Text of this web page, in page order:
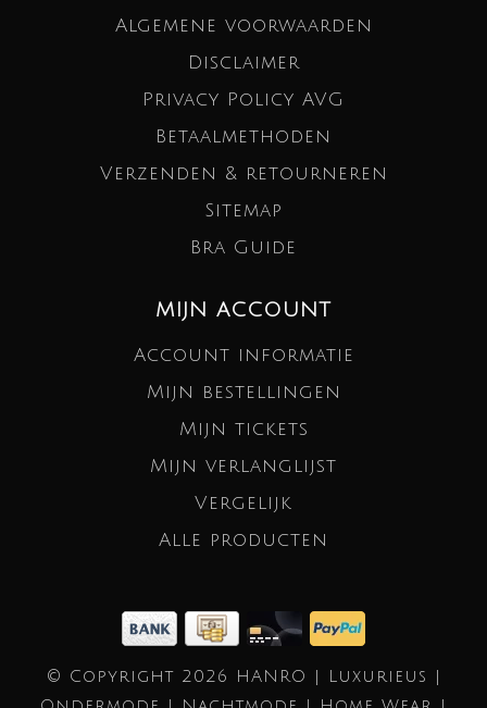
Algemene voorwaarden
Disclaimer
Privacy Policy AVG
Betaalmethoden
Verzenden & retourneren
Sitemap
Bra Guide
MIJN ACCOUNT
Account informatie
Mijn bestellingen
Mijn tickets
Mijn verlanglijst
Vergelijk
Alle producten
© Copyright 2026 HANRO | Luxurieus |